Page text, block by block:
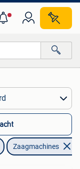
Zaagmachines